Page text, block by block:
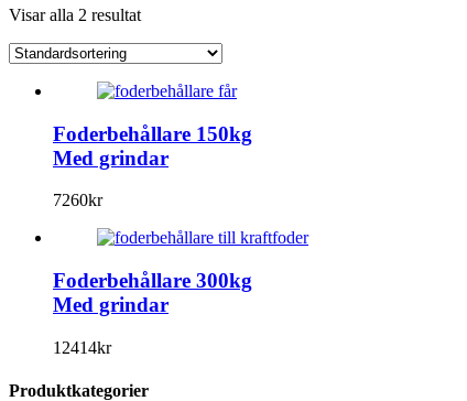
Visar alla 2 resultat
Foderbehållare 150kg
Med grindar
7260kr
Foderbehållare 300kg
Med grindar
12414kr
Produktkategorier